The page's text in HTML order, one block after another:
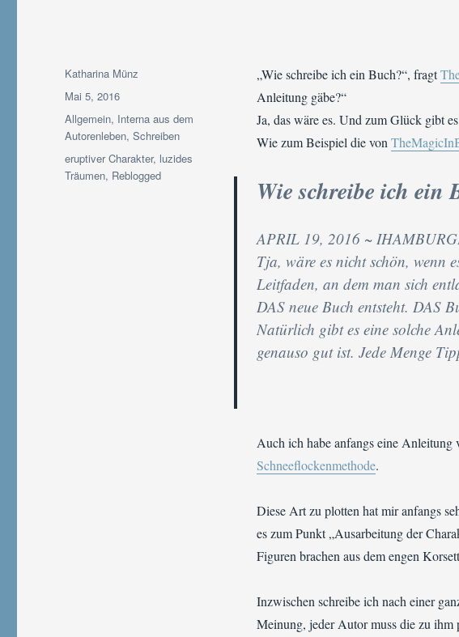
„Wie schreibe ich ein Buch?“, fragt
Anleitung gäbe?“
Ja, das wäre es. Und zum Glück gibt
Wie zum Beispiel die von
Wie schreibe ich ein
APRIL 19, 2016 ~
Tja, wäre es nicht schön, wenn
Leitfaden, an dem man sich
DAS neue Buch entsteht. DAS
Natürlich gibt es eine solche
genauso gut ist. Jede Menge
Auch ich habe anfangs eine
Schneeflockenmethode.
Diese Art zu plotten hat mir anfangs
es zum Punkt „Ausarbeitung der
Figuren brachen aus dem engen
Inzwischen schreibe ich nach einer
Meinung, jeder Autor muss die zu ihm
Autor
Katharina Münz
Veröffentlicht
am
Mai 5, 2016
Kategorien
Allgemein, Interna aus dem
Autorenleben,Schreiben
Schlagwörter
eruptiver Charakter, luzides
Träumen, Reblogged